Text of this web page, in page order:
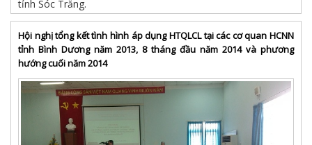
tỉnh Sóc Trăng.
Hội nghị tổng kết tình hình áp dụng HTQLCL tại các cơ quan HCNN
tỉnh Bình Dương năm 2013, 8 tháng đầu năm 2014 và phương
hướng cuối năm 2014